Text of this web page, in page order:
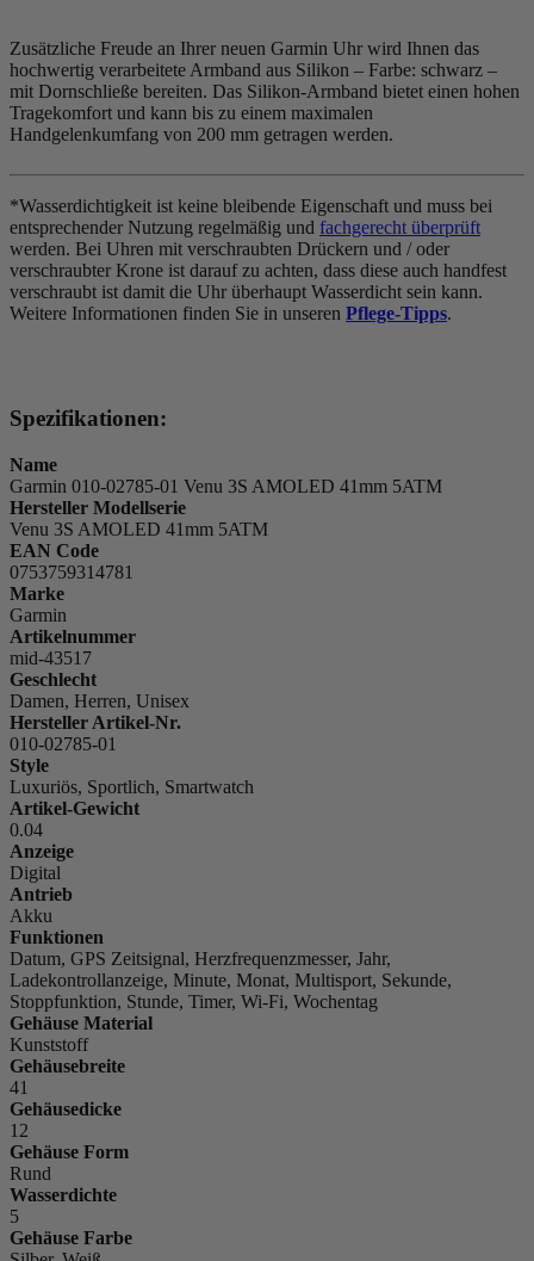
Zusätzliche Freude an Ihrer neuen Garmin Uhr wird Ihnen das
hochwertig verarbeitete Armband aus Silikon – Farbe: schwarz –
mit Dornschließe bereiten. Das Silikon-Armband bietet einen hohen
Tragekomfort und kann bis zu einem maximalen
Handgelenkumfang von 200 mm getragen werden.
*Wasserdichtigkeit ist keine bleibende Eigenschaft und muss bei
entsprechender Nutzung regelmäßig und fachgerecht überprüft
werden. Bei Uhren mit verschraubten Drückern und / oder
verschraubter Krone ist darauf zu achten, dass diese auch handfest
verschraubt ist damit die Uhr überhaupt Wasserdicht sein kann.
Weitere Informationen finden Sie in unseren Pflege-Tipps.
Spezifikationen:
Name
Garmin 010-02785-01 Venu 3S AMOLED 41mm 5ATM
Hersteller Modellserie
Venu 3S AMOLED 41mm 5ATM
EAN Code
0753759314781
Marke
Garmin
Artikelnummer
mid-43517
Geschlecht
Damen, Herren, Unisex
Hersteller Artikel-Nr.
010-02785-01
Style
Luxuriös, Sportlich, Smartwatch
Artikel-Gewicht
0.04
Anzeige
Digital
Antrieb
Akku
Funktionen
Datum, GPS Zeitsignal, Herzfrequenzmesser, Jahr,
Ladekontrollanzeige, Minute, Monat, Multisport, Sekunde,
Stoppfunktion, Stunde, Timer, Wi-Fi, Wochentag
Gehäuse Material
Kunststoff
Gehäusebreite
41
Gehäusedicke
12
Gehäuse Form
Rund
Wasserdichte
5
Gehäuse Farbe